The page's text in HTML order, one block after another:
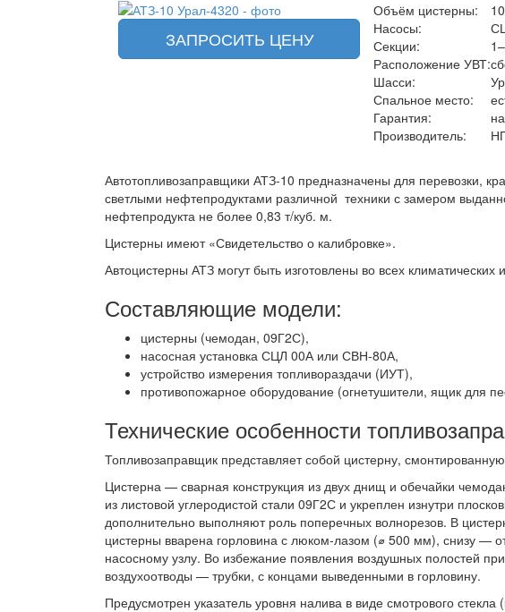
ЗАПРОСИТЬ ЦЕНУ
Объём цистерны:
Насосы:
Секции:
Расположение УВТ:
Шасси:
Спальное место:
Гарантия:
Производитель:
Автотопливозаправщики АТЗ-10 предназначены для перевозки,
светлыми нефтепродуктами различной техники с замером
нефтепродукта не более 0,83 т/куб. м.
Цистерны имеют «Свидетельство о калибровке».
Автоцистерны АТЗ могут быть изготовлены во всех климатических
Составляющие модели:
цистерны (чемодан, 09Г2С),
насосная установка СЦЛ 00А или СВН-80А,
устройство измерения топливораздачи (ИУТ),
противопожарное оборудование (огнетушители, ящик для
Технические особенности
Топливозаправщик представляет собой цистерну,
Цистерна — сварная конструкция из двух днищ и обечайки
из листовой углеродистой стали 09Г2С и укреплен изнутри
дополнительно выполняют роль поперечных волнорезов. В
цистерны вварена горловина с люком-лазом (⌀ 500 мм), снизу —
насосному узлу. Во избежание появления воздушных полостей
воздухоотводы — трубки, с концами выведенными в горловину.
Предусмотрен указатель уровня налива в виде смотрового стекла